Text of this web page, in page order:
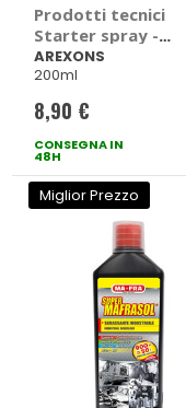
Prodotti tecnici
Starter spray -
AREXONS
AREXONS
200ml
8,90 €
CONSEGNA IN
48H
Miglior Prezzo